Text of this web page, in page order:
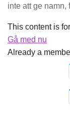
inte att ge
This content is
Gå med nu
Already a